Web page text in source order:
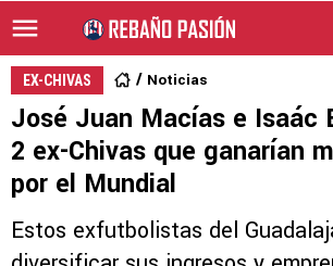
EX-CHIVAS Noticias
José Juan Macías e Isaác
2 ex-Chivas que ganarían
por el Mundial
Estos exfutbolistas del